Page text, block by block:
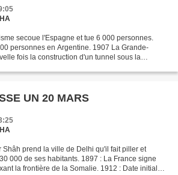
secoue l'Espagne et tue 6 000 personnes.
personnes en Argentine. 1907 La Grande-
fois la construction d'un tunnel sous la
UN 20 MARS
Shâh prend la ville de Delhi qu'il fait piller et
000 de ses habitants. 1897 : La France signe
la frontière de la Somalie. 1912 : Date initiale